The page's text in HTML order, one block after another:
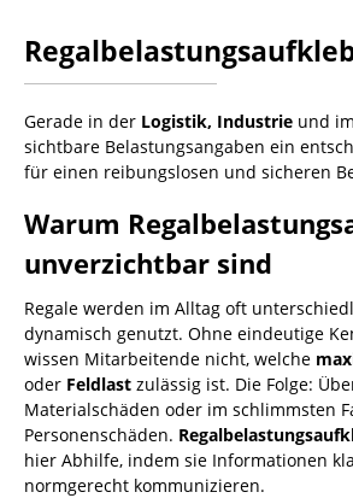
Gerade in der Logistik, Industrie und im
sichtbare Belastungsangaben ein
für einen reibungslosen und sicheren
Warum
unverzichtbar sind
Regale werden im Alltag oft
dynamisch genutzt. Ohne eindeutige
wissen Mitarbeitende nicht, welche
oder Feldlast zulässig ist. Die Folge:
Materialschäden oder im schlimmsten
Personenschäden.
hier Abhilfe, indem sie Informationen
normgerecht kommunizieren.